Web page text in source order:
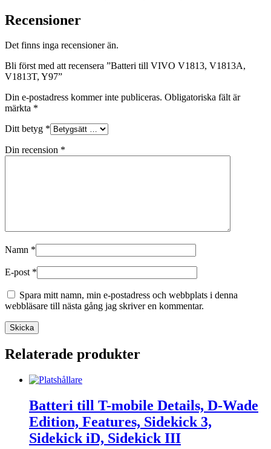
Recensioner
Det finns inga recensioner än.
Bli först med att recensera ”Batteri till VIVO V1813, V1813A,
V1813T, Y97”
Din e-postadress kommer inte publiceras. Obligatoriska fält är
märkta *
Ditt betyg *
Din recension *
Namn *
E-post *
Spara mitt namn, min e-postadress och webbplats i denna
webbläsare till nästa gång jag skriver en kommentar.
Relaterade produkter
Batteri till T-mobile Details, D-Wade
Edition, Features, Sidekick 3,
Sidekick iD, Sidekick III